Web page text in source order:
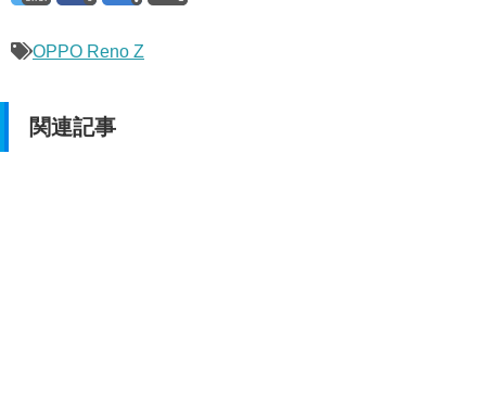
OPPO Reno Z
関連記事